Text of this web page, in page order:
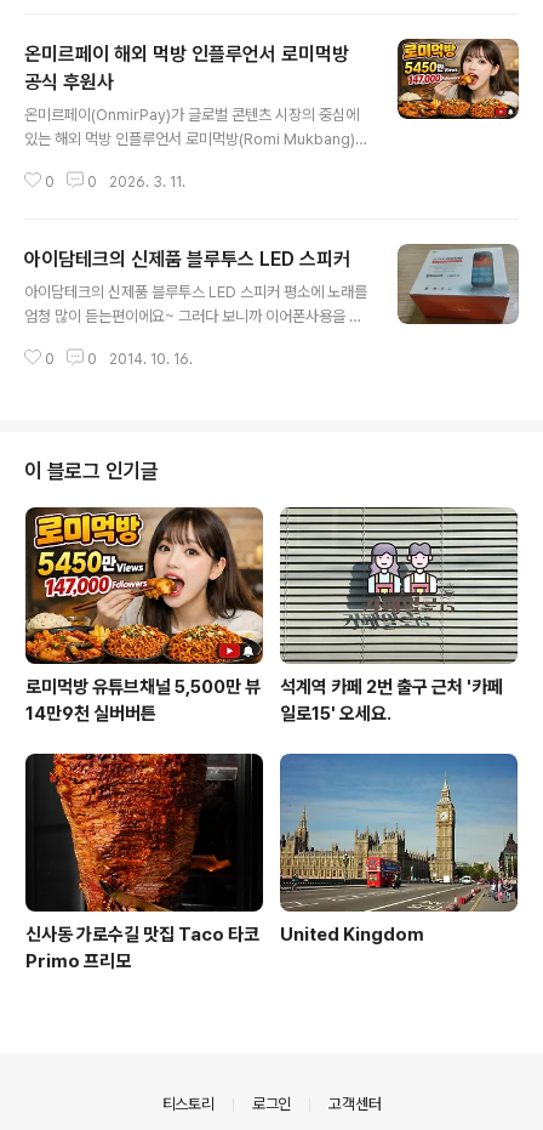
담긴 화일형태입니다. 프로그래머가 보통 2~3시간 안에
처리할 수 있는 문제로 디자이너에 의해 실제로 구동하는
랜딩페이지를 제작한 뒤에 이뤄지는 과정입니다. 분야에
상관없이 홈페이지나 쇼핑몰 페이지를 준비하셔서 연락 주
시면 바로 해결해 드리겠습니다. 1. 결제할 페이지 제작요
건 결제를 하실 페이지를 제작하시고 그 안에 결제할 상품
온미르페이 해외 먹방 인플루언서 로미먹방
공식 후원사
온미르페이(OnmirPay)가 글로벌 콘텐츠 시장의 중심에
있는 해외 먹방 인플루언서 로미먹방(Romi Mukbang)의
드립니다. 2026년 기준, 인플루언서와 글로벌 팬덤을 잇
로미먹방의 콘텐츠는 국경을 넘어 전 세계 팬들에게 즐거
움을 선사합니다. 온미르페이는 이러한 글로벌 팬덤이 언
어와 국가의 장벽 없이 후원에 참여할 수 있도록 최적화된
결제: 복잡한 가입 절차나 전용 앱 설치 없이도 비자(VIS
0 0 2026. 3. 11.
아이담테크의 신제품 블루투스 LED 스피커
아이담테크의 신제품 블루투스 LED 스피커 평소에 노래를
엄청 많이 듣는편이에요~ 그러다 보니까 이어폰사용을 많
그래서 되도록이면 이어폰사용을 줄이자하고 방법을 찾아
서 눈여겨 봤던 스피커에요ㅎㅎ 배송오자마자 뜯어본 모습
이에요! 기능이 굉장히 많아요!! 마이크로 SD카드를 꽂아
자체 음악재생도 가능하고 핸즈프리 기능이 있어서 음악을
듣다가 전화가 오면 바로 통화할 수 있어요! 이뿐만 아니라
방수까지 가능하니 실용성 최고! 이렇게 기능이 많은 스피
커는 처음 쓰는거라 엄청 행복해요ㅎㅎ NFC 기..
0 0 2014. 10. 16.
이 블로그 인기글
로미먹방 유튜브채널 5,500만 뷰
14만9천 실버버튼
석계역 카페 2번 출구 근처 '카페
일로15' 오세요.
신사동 가로수길 맛집 Taco 타코
Primo 프리모
United Kingdom
티스토리 로그인 고객센터